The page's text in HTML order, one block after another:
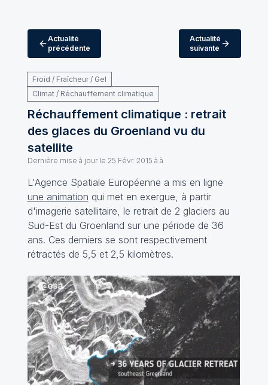
Actualité
précédente
Actualité
suivante
Froid / Fraîcheur / Gel
Climat / Réchauffement climatique
Réchauffement climatique : retrait
des glaces du Groenland vu du
satellite
Dernière mise à jour le 25 Févr. 2015 à à
L'Agence Spatiale Européenne a mis en ligne
une animation qui met en exergue, à partir
d'imagerie satellitaire, le retrait de 2 glaciers au
Sud-Est du Groenland sur une période de 36
ans. Ces derniers se sont respectivement
rétractés de 5,5 et 2,5 kilomètres.